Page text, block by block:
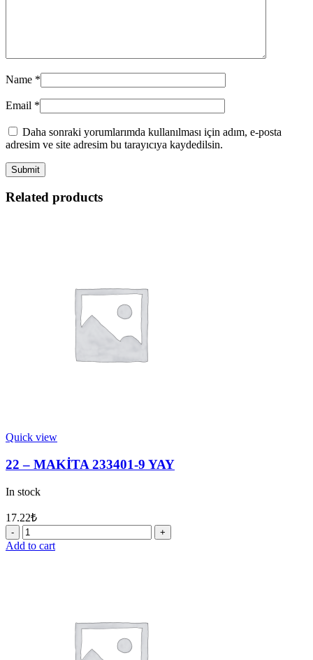
Name *
Email *
Daha sonraki yorumlarımda kullanılması için adım, e-posta
adresim ve site adresim bu tarayıcıya kaydedilsin.
Related products
Quick view
22 – MAKİTA 233401-9 YAY
In stock
17.22₺
22
-
Add to cart